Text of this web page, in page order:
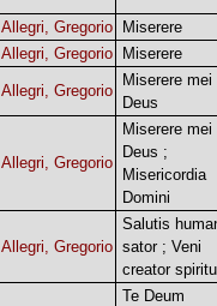
Allegri, Gregorio
Miserere
Allegri, Gregorio
Miserere
Allegri, Gregorio
Miserere mei
Deus
Allegri, Gregorio
Miserere mei
Deus ;
Misericordia
Domini
Allegri, Gregorio
Salutis
sator ; Veni
creator
Te Deum